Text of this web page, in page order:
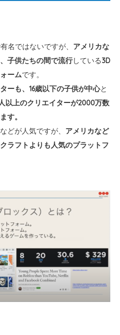
名ではないですが、 アメリカな
子供たちの間で流行している3D
ームです。
ーも、16歳以下の子供が中心と
以上のクリエイターが2000万数
す。
どが人気ですが、 アメリカなど
ラフトよりも人気のプラットフ